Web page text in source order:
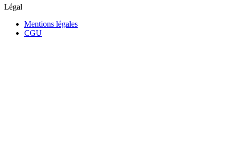
Légal
Mentions légales
CGU